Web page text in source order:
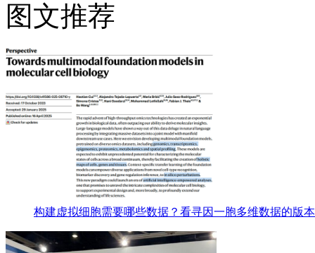
图文推荐
构建虚拟细胞需要哪些数据？看寻因一胞多维数据的版